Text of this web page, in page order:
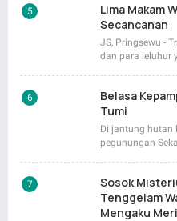
Lima Makam
Secancanan
JS, Pringsewu -
dan para leluhur
Belasa
Tumi
Di jantung hutan
pegunungan
Sosok
Tenggelam
Mengaku